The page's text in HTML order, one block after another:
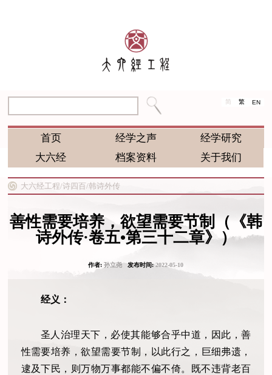
简 繁 EN
首页 经学之声
经学研究
大六经
档案资料 关于我们
大六经工程/诗四百/韩诗外传
善性需要培养，欲望需要节制（《韩
诗外传·卷五•第三十二章》）
作者:孙立尧发布时间:2022-05-10
经义：
圣人治理天下，必使其能够合乎中道，因此，善
性需要培养，欲望需要节制，以此行之， 巨细弗遗，
逮及下民，则万物万事都能不偏不倚。既不违背老百